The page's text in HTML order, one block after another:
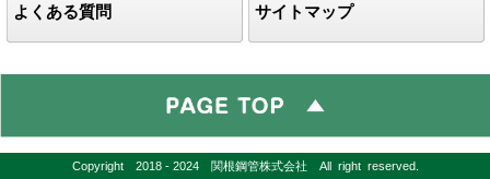
よくある質問 サイトマップ
Copyright 2018 - 2024 関根鋼管株式会社 All right reserved.